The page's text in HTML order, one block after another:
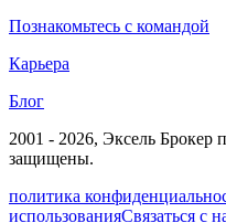
Познакомьтесь с командой
Карьера
Блог
2001 - 2026, Эксель Брокер
защищены.
политика
использованияСвязаться с